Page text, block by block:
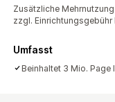
Zusätzliche
zzgl. Einrichtungsgebühr
Umfasst
Beinhaltet 3 Mio.